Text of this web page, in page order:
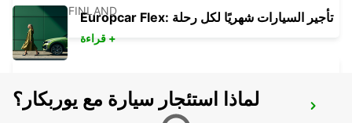
KEMI - FINLAND
KITTILA AIRPORT
Europcar Flex: تأجير السيارات شهريًا لكل رحلة
قراءة +
لماذا استئجار سيارة مع يوربكار؟